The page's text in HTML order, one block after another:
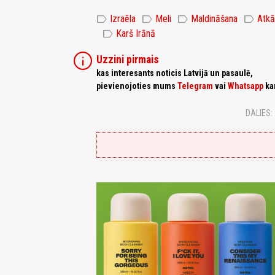
label Izraēla label Meli label Maldināšana label
label Karš Irānā
info Uzzini pirmais
kas interesants noticis Latvijā un pasaulē,
pievienojoties mums Telegram vai Whatsapp
DALIES: